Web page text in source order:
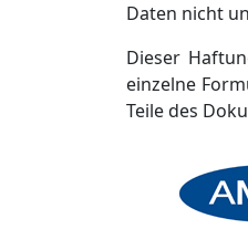
Daten nicht
Dieser
einzelne
Teile des